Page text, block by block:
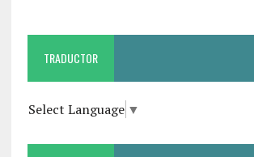
TRADUCTOR
Select Language ▼